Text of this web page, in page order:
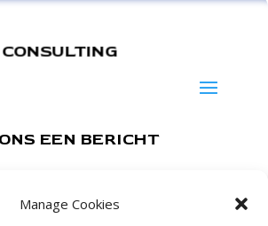
Manage Cookies
EEN BERICHT
of stages :